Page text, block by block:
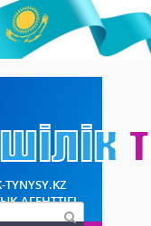
TYNYSY.KZ
АГЕНТТІГІ